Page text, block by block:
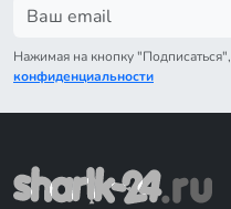
Нажимая на кнопку
конфиденциальности